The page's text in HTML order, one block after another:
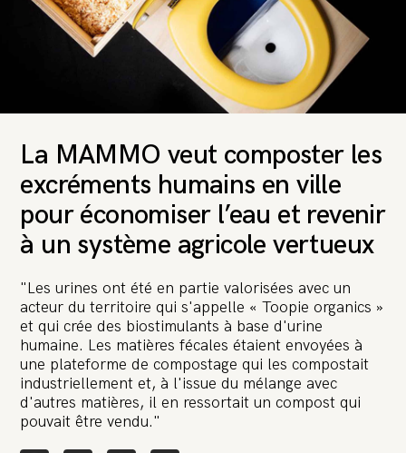
La MAMMO veut composter les
excréments humains en ville
pour économiser l’eau et revenir
à un système agricole vertueux
"Les urines ont été en partie valorisées avec un
acteur du territoire qui s'appelle « Toopie organics »
et qui crée des biostimulants à base d'urine
humaine. Les matières fécales étaient envoyées à
une plateforme de compostage qui les compostait
industriellement et, à l'issue du mélange avec
d'autres matières, il en ressortait un compost qui
pouvait être vendu."
🚨 L’heure est grave. Une
multinationale tente d’anéantir La
Relève et La Peste 🤯
🔥 Le groupe Pierre Fabre, qui pèse 3,2 milliards d’euros, nous